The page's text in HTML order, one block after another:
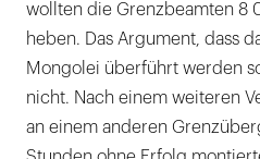
wollten die Grenzbeamten 8
heben. Das Argument, dass
Mongolei überführt werden
nicht. Nach einem weiteren
an einem anderen